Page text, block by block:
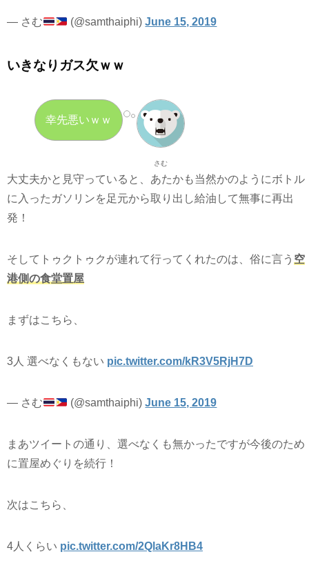
— さむ (@samthaiphi)June 15, 2019
いきなりガス欠ｗｗ
さむ
幸先悪いｗｗ
大丈夫かと見守っていると、あたかも当然かのようにボトル
に入ったガソリンを足元から取り出し給油して無事に再出
発！
そしてトゥクトゥクが連れて行ってくれたのは、俗に言う 空
港側の食堂置屋
まずはこちら、
3人 選べなくもない pic.twitter.com/kR3V5RjH7D
— さむ (@samthaiphi)June 15, 2019
まあツイートの通り、選べなくも無かったですが今後のため
に置屋めぐりを続行！
次はこちら、
4人くらい pic.twitter.com/2QlaKr8HB4